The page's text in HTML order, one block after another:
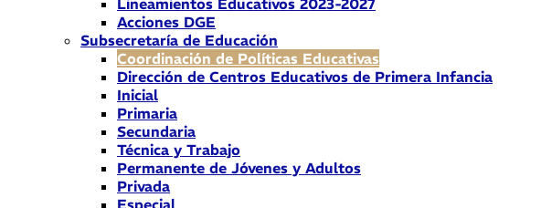
Lineamientos Educativos 2023-2027
Acciones DGE
Subsecretaría de Educación
Coordinación de Políticas Educativas
Dirección de Centros Educativos de Primera Infancia
Inicial
Primaria
Secundaria
Técnica y Trabajo
Permanente de Jóvenes y Adultos
Privada
Especial